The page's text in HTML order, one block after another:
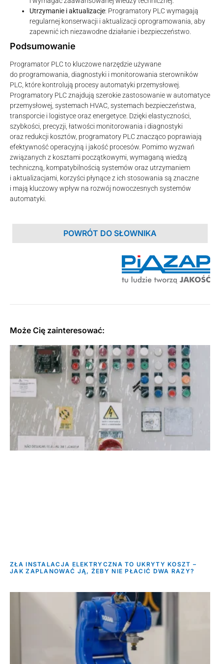
Utrzymanie i aktualizacje: Programatory PLC wymagają
regularnej konserwacji i aktualizacji oprogramowania, aby
zapewnić ich niezawodne działanie i bezpieczeństwo.
Podsumowanie
Programator PLC to kluczowe narzędzie używane
do programowania, diagnostyki i monitorowania sterowników
PLC, które kontrolują procesy automatyki przemysłowej.
Programatory PLC znajdują szerokie zastosowanie w automatyce
przemysłowej, systemach HVAC, systemach bezpieczeństwa,
transporcie i logistyce oraz energetyce. Dzięki elastyczności,
szybkości, precyzji, łatwości monitorowania i diagnostyki
oraz redukcji kosztów, programatory PLC znacząco poprawiają
efektywność operacyjną i jakość procesów. Pomimo wyzwań
związanych z kosztami początkowymi, wymaganą wiedzą
techniczną, kompatybilnością systemów oraz utrzymaniem
i aktualizacjami, korzyści płynące z ich stosowania są znaczne
i mają kluczowy wpływ na rozwój nowoczesnych systemów
automatyki.
POWRÓT DO SŁOWNIKA
Może Cię zainteresować:
ZŁA INSTALACJA ELEKTRYCZNA TO UKRYTY KOSZT –
JAK ZAPLANOWAĆ JĄ, ŻEBY NIE PŁACIĆ DWA RAZY?